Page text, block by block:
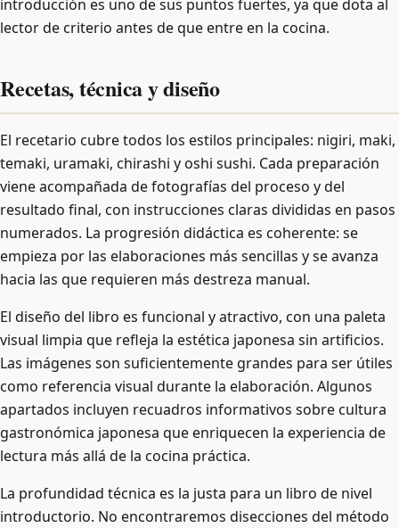
introducción es uno de sus puntos fuertes, ya que dota al
lector de criterio antes de que entre en la cocina.
Recetas, técnica y diseño
El recetario cubre todos los estilos principales: nigiri, maki,
temaki, uramaki, chirashi y oshi sushi. Cada preparación
viene acompañada de fotografías del proceso y del
resultado final, con instrucciones claras divididas en pasos
numerados. La progresión didáctica es coherente: se
empieza por las elaboraciones más sencillas y se avanza
hacia las que requieren más destreza manual.
El diseño del libro es funcional y atractivo, con una paleta
visual limpia que refleja la estética japonesa sin artificios.
Las imágenes son suficientemente grandes para ser útiles
como referencia visual durante la elaboración. Algunos
apartados incluyen recuadros informativos sobre cultura
gastronómica japonesa que enriquecen la experiencia de
lectura más allá de la cocina práctica.
La profundidad técnica es la justa para un libro de nivel
introductorio. No encontraremos disecciones del método